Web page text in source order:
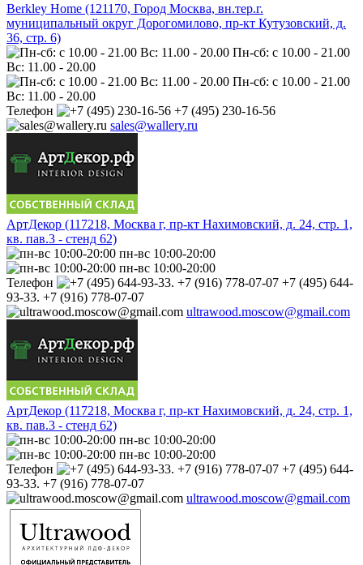
Berkley Home (121170, Город Москва, вн.тер.г.
муниципальный округ Дорогомилово, пр-кт Кутузовский, д.
36, стр. 6)
Пн-сб: с 10.00 - 21.00
Вс: 11.00 - 20.00
Пн-сб: с 10.00 - 21.00
Вс: 11.00 - 20.00
Телефон
+7 (495) 230-16-56
sales@wallery.ru
АртДекор (117218, Москва г, пр-кт Нахимовский, д. 24, стр. 1,
кв. пав.3 - стенд 62)
пн-вс 10:00-20:00
пн-вс 10:00-20:00
Телефон
+7 (495) 644-
93-33. +7 (916) 778-07-07
ultrawood.moscow@gmail.com
АртДекор (117218, Москва г, пр-кт Нахимовский, д. 24, стр. 1,
кв. пав.3 - стенд 62)
пн-вс 10:00-20:00
пн-вс 10:00-20:00
Телефон
+7 (495) 644-
93-33. +7 (916) 778-07-07
ultrawood.moscow@gmail.com